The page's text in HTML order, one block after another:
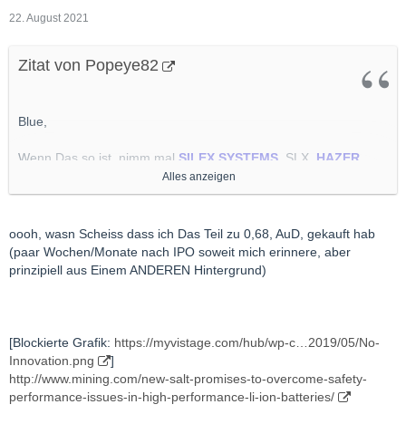
22. August 2021
Zitat von Popeye82
Blue,
Wenn Das so ist, nimm mal SILEX SYSTEMS , SLX, HAZER
, HZR und vielleicht auch noch
UUUUUNBEDINGTauf Deinen Arbeitszettel empfehle.
Alle(s) Känguruh Schuppen.
Sind Teil Meiner "Energy Transition" Abteilung, Alle 3.
Alles anzeigen
oooh, wasn Scheiss dass ich Das Teil zu 0,68, AuD, gekauft hab
(paar Wochen/Monate nach IPO soweit mich erinnere, aber
prinzipiell aus Einem ANDEREN Hintergrund)
[Blockierte Grafik: https://myvistage.com/hub/wp-c…2019/05/No-
Innovation.png
]
http://www.mining.com/new-salt-promises-to-overcome-safety-
performance-issues-in-high-performance-li-ion-batteries/